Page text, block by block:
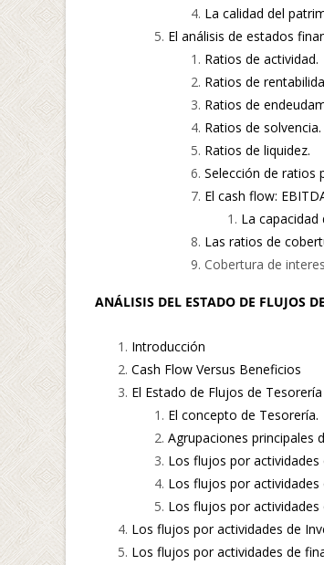
La calidad del
El análisis de estados
Ratios de actividad.
Ratios de
Ratios de
Ratios de solvencia.
Ratios de liquidez.
Selección de ratios
El cash flow:
La capacidad
Las ratios de
Cobertura de
ANÁLISIS DEL ESTADO DE FLUJOS
Introducción
Cash Flow Versus Beneficios
El Estado de Flujos de
El concepto de Tesorería.
Agrupaciones principales
Los flujos por actividades
Los flujos por
Los flujos por
Los flujos por actividades de
Los flujos por actividades de